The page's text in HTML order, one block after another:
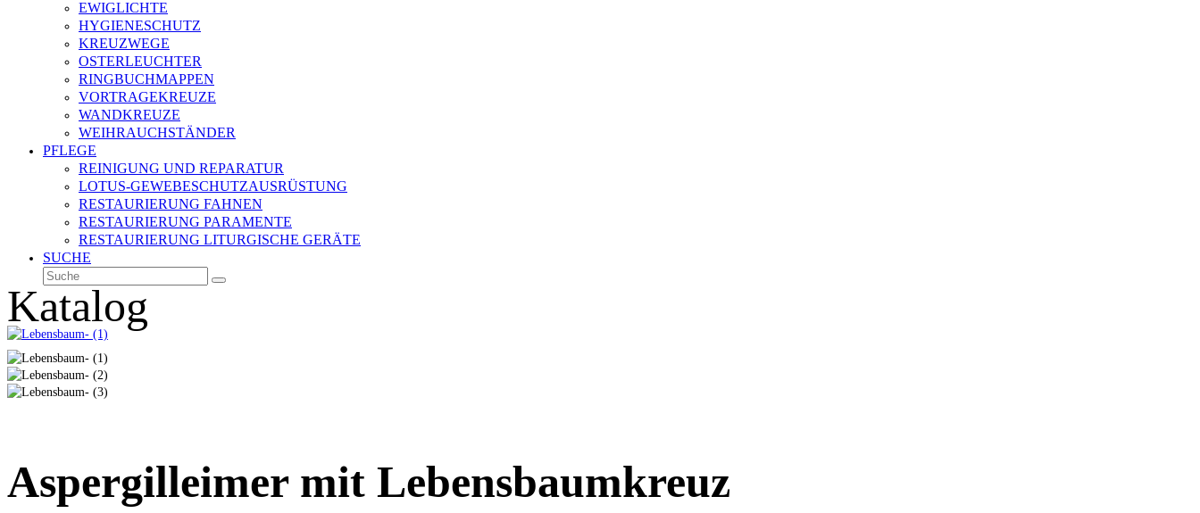
EWIGLICHTE
HYGIENESCHUTZ
KREUZWEGE
OSTERLEUCHTER
RINGBUCHMAPPEN
VORTRAGEKREUZE
WANDKREUZE
WEIHRAUCHSTÄNDER
PFLEGE
REINIGUNG UND REPARATUR
LOTUS-GEWEBESCHUTZAUSRÜSTUNG
RESTAURIERUNG FAHNEN
RESTAURIERUNG PARAMENTE
RESTAURIERUNG LITURGISCHE GERÄTE
SUCHE
Suche
Senden
Katalog
Aspergilleimer mit Lebensbaumkreuz